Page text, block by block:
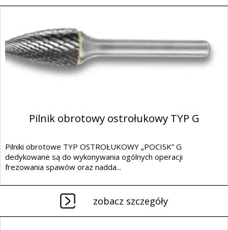
Pilnik obrotowy ostrołukowy TYP G
Pilniki obrotowe TYP OSTROŁUKOWY „POCISK” G
dedykowane są do wykonywania ogólnych operacji
frezowania spawów oraz nadda...
zobacz szczegóły